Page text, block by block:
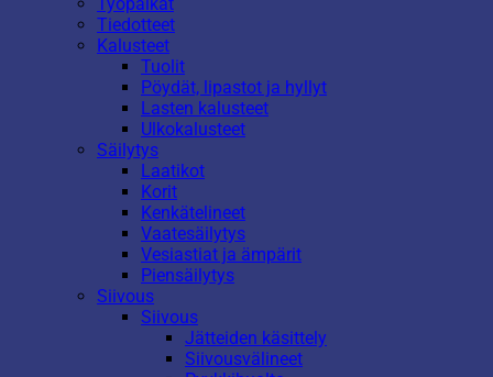
Tiedotteet
Kalusteet
Tuolit
Pöydät, lipastot ja hyllyt
Lasten kalusteet
Ulkokalusteet
Säilytys
Laatikot
Korit
Kenkätelineet
Vaatesäilytys
Vesiastiat ja ämpärit
Piensäilytys
Siivous
Siivous
Jätteiden käsittely
Siivousvälineet